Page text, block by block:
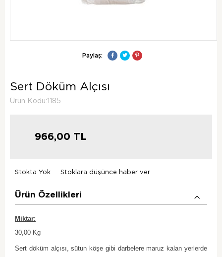
Paylaş:
Sert Döküm Alçısı
Ürün Kodu:1185
966,00 TL
Stokta Yok Stoklara düşünce haber ver
Ürün Özellikleri
Miktar:
30,00 Kg
Sert döküm alçısı, sütun köşe gibi darbelere maruz kalan yerlerde